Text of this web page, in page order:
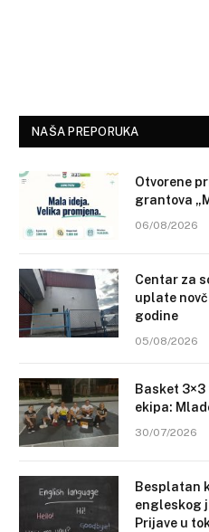
NAŠA PREPORUKA
Otvorene
grantova
06/08/2026
Centar za
uplate
godine
05/08/2026
Basket 3×3
ekipa:
30/07/2026
Besplatan
engleskog
Prijave u